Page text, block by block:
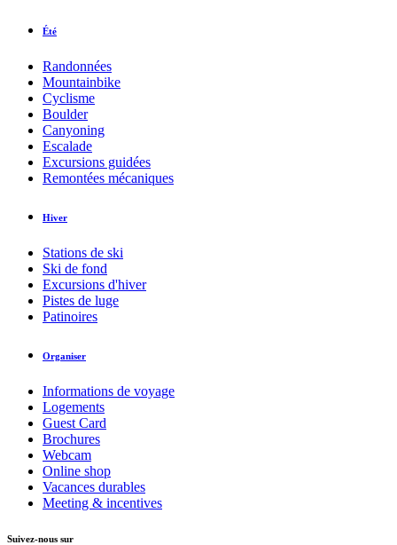
Été
Randonnées
Mountainbike
Cyclisme
Boulder
Canyoning
Escalade
Excursions guidées
Remontées mécaniques
Hiver
Stations de ski
Ski de fond
Excursions d'hiver
Pistes de luge
Patinoires
Organiser
Informations de voyage
Logements
Guest Card
Brochures
Webcam
Online shop
Vacances durables
Meeting & incentives
Suivez-nous sur